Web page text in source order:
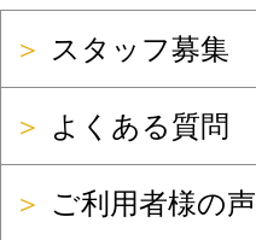
＞ スタッフ募集
＞ よくある質問
＞ ご利用者様の声